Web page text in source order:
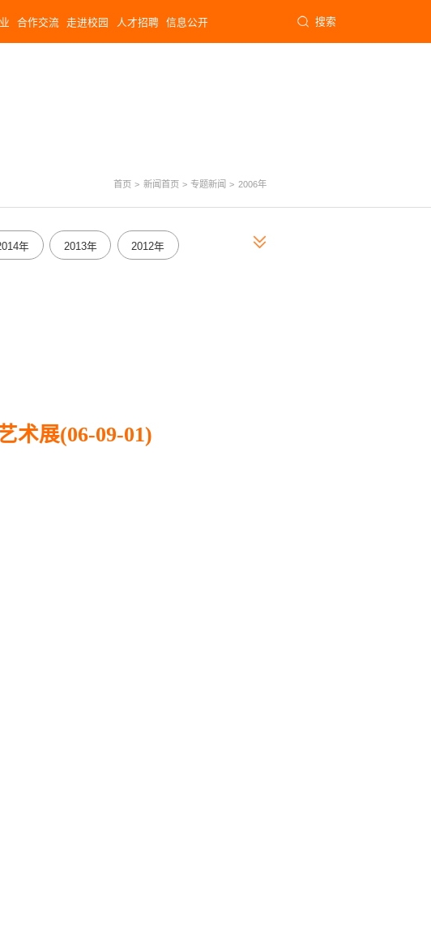
合作交流 走进校园 人才招聘 信息公开 搜索
首页 > 新闻首页 > 专题新闻 > 2006年
年 2013年 2012年
术展(06-09-01)